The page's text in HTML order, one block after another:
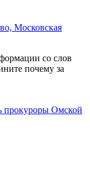
Московская
со слов
почему за
прокуроры Омской